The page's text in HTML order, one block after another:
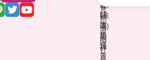
充
剂
溶
脂
针
刀)
韩
版
热
玛
吉
命
(点
滴)
丽
珠
兰